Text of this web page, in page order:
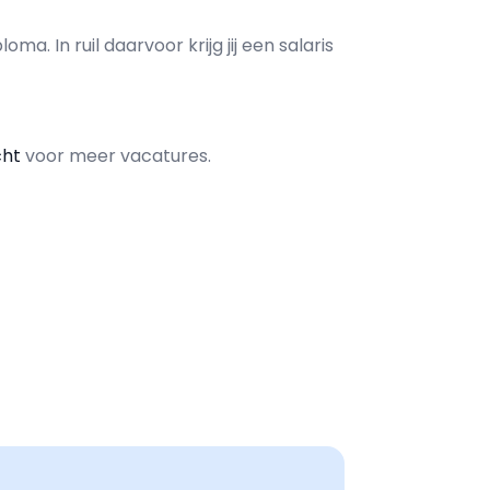
In ruil daarvoor krijg jij een salaris
voor meer vacatures.